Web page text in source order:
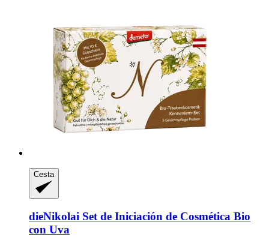
Cesta
dieNikolai Set de Iniciación de Cosmética Bio
con Uva